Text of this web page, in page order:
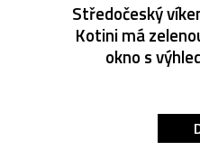
Středočeský
Kotini má
okno s